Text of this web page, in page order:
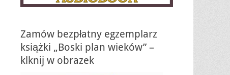
Zamów bezpłatny egzemplarz
książki „Boski plan wieków” –
klknij w obrazek